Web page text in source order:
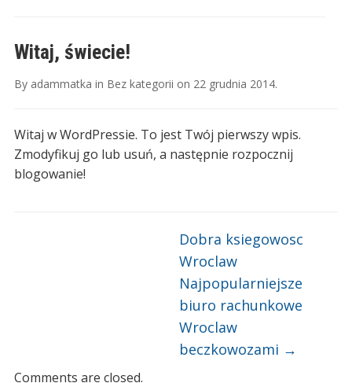
Witaj, świecie!
By adammatka in Bez kategorii on 22 grudnia 2014.
Witaj w WordPressie. To jest Twój pierwszy wpis.
Zmodyfikuj go lub usuń, a następnie rozpocznij
blogowanie!
Dobra ksiegowosc
Wroclaw
Najpopularniejsze
biuro rachunkowe
Wroclaw
beczkowozami →
Comments are closed.